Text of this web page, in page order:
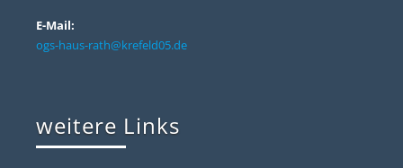
E-Mail:
ogs-haus-rath@krefeld05.de
weitere Links